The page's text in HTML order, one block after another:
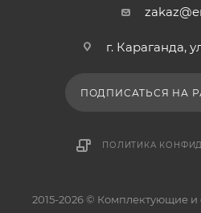
г. Караганда,
ПОДПИСАТЬСЯ НА
ПОЛИТИКА
2015-2026 © Комплектующие и